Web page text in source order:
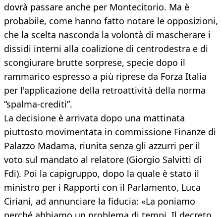
dovrà passare anche per Montecitorio. Ma è
probabile, come hanno fatto notare le opposizioni,
che la scelta nasconda la volontà di mascherare i
dissidi interni alla coalizione di centrodestra e di
scongiurare brutte sorprese, specie dopo il
rammarico espresso a più riprese da Forza Italia
per l'applicazione della retroattività della norma
“spalma-crediti”.
La decisione è arrivata dopo una mattinata
piuttosto movimentata in commissione Finanze di
Palazzo Madama, riunita senza gli azzurri per il
voto sul mandato al relatore (Giorgio Salvitti di
Fdi). Poi la capigruppo, dopo la quale è stato il
ministro per i Rapporti con il Parlamento, Luca
Ciriani, ad annunciare la fiducia: «La poniamo